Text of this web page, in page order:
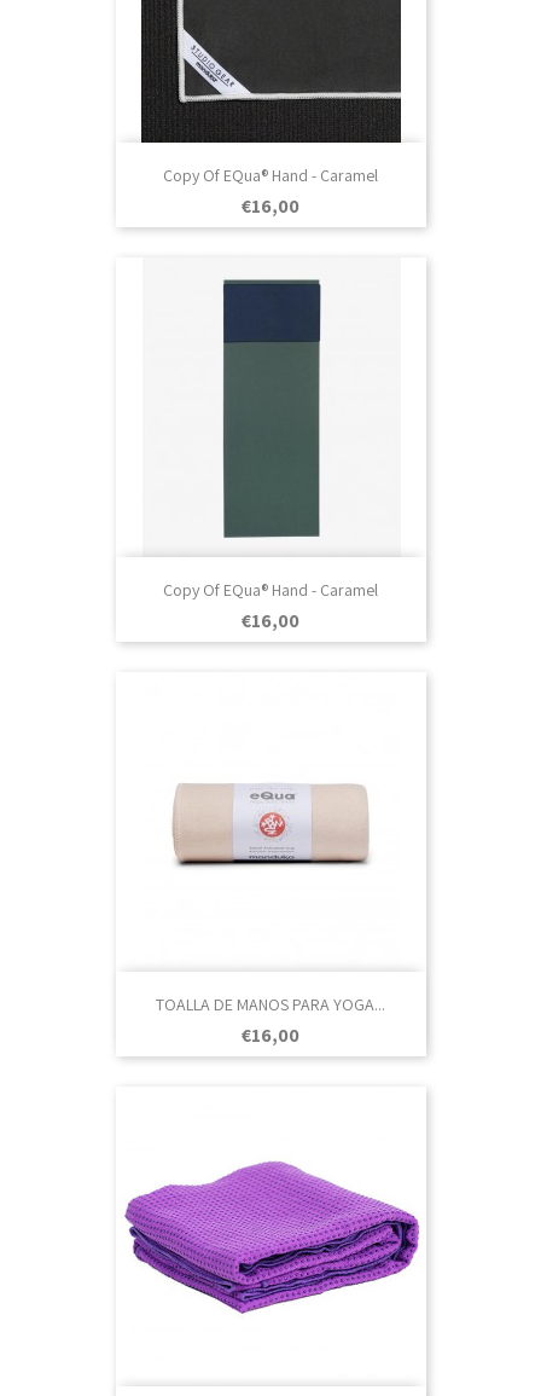
Copy Of EQua® Hand - Caramel
Prezo
€16,00
Copy Of EQua® Hand - Caramel
Prezo
€16,00
TOALLA DE MANOS PARA YOGA...
Prezo
€16,00